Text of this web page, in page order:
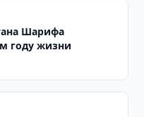
Шарифа
году жизни